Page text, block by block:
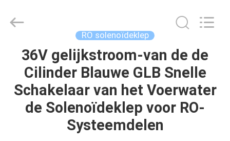
HUIS
PRODUCTEN
RO solenoïdeklep
36V gelijkstroom-van de de
Cilinder Blauwe GLB Snelle
Schakelaar van het Voerwater
de Solenoïdeklep voor RO-
Systeemdelen